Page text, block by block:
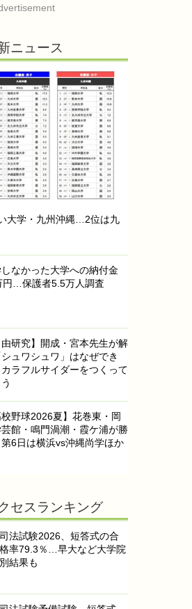
ニュース
大学・九州沖縄…2位は九
しなかった大学への納付金
円…保護者5.5万人調査
由研究】開成・宮本先生が解
ュワシュワ」はなぜでき
ラフルサイダーをつくって
校野球2026夏】花巻東・岡
館・鳴門渦潮・霞ケ浦が勝
6日は横浜vs沖縄尚学ほか
セスランキング
司法試験2026、短答式の合
格率79.3％…早大など大学院
別結果も